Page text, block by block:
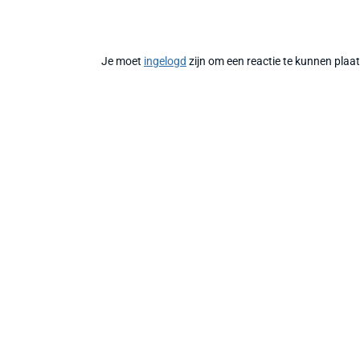
Je moet ingelogd zijn om een reactie te kunnen